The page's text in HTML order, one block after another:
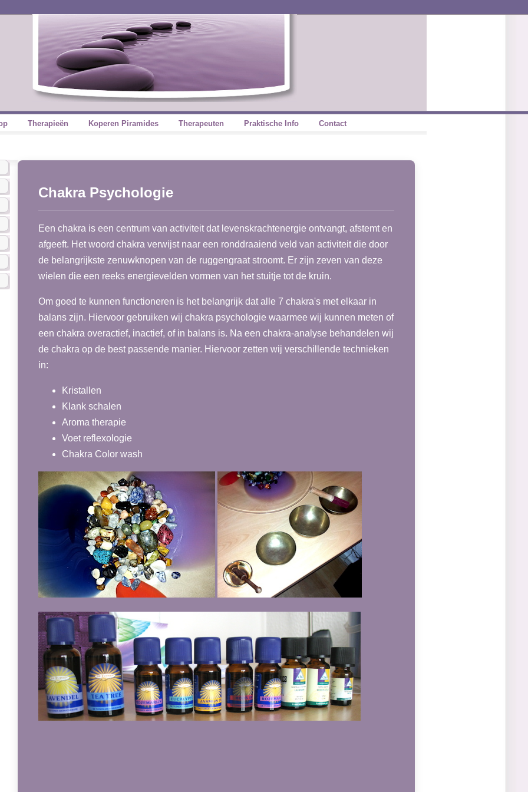
Therapieën Koperen Piramides Therapeuten Praktische Info Contact
Chakra Psychologie
Een chakra is een centrum van activiteit dat levenskrachtenergie ontvangt, afstemt en
afgeeft. Het woord chakra verwijst naar een ronddraaiend veld van activiteit die door
de belangrijkste zenuwknopen van de ruggengraat stroomt. Er zijn zeven van deze
wielen die een reeks energievelden vormen van het stuitje tot de kruin.
Om goed te kunnen functioneren is het belangrijk dat alle 7 chakra's met elkaar in
balans zijn. Hiervoor gebruiken wij chakra psychologie waarmee wij kunnen meten of
een chakra overactief, inactief, of in balans is. Na een chakra-analyse behandelen wij
de chakra op de best passende manier. Hiervoor zetten wij verschillende technieken
in:
Kristallen
Klank schalen
Aroma therapie
Voet reflexologie
Chakra Color wash